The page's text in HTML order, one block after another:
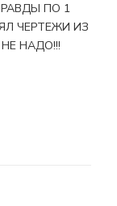
ПО 1
ЧЕРТЕЖИ ИЗ
НАДО!!!